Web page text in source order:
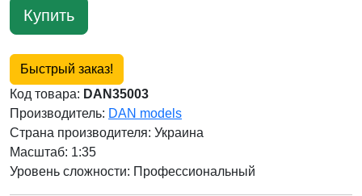
Купить
Быстрый заказ!
Код товара: DAN35003
Производитель: DAN models
Страна производителя: Украина
Масштаб: 1:35
Уровень сложности: Профессиональный